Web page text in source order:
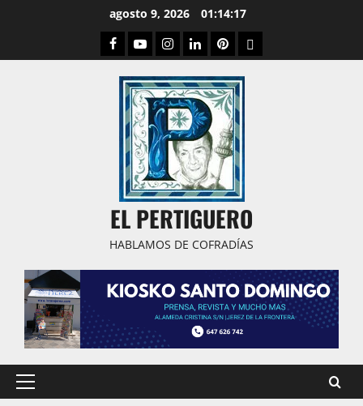
agosto 9, 2026 01:14:18
Facebook
YoutubeInstagram
LinkedPinterestDribbble
EL PERTIGUERO
HABLAMOS DE COFRADÍAS
Menú